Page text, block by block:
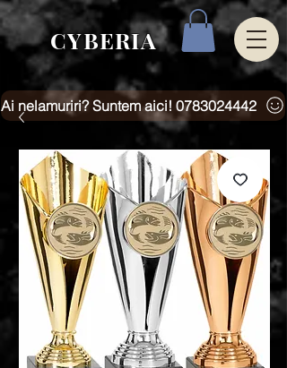
CYBERIA
Ai nelamuriri? Suntem aici! 0783024442